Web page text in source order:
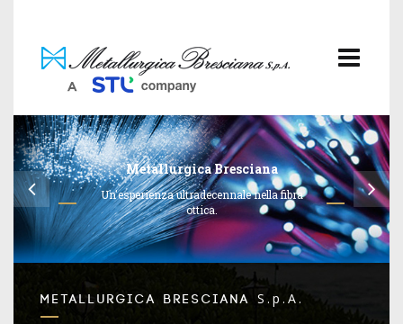
Metallurgica Bresciana
Un'esperienza ultradecennale nella fibra
ottica.
Metallurgica Bresciana S.p.A.